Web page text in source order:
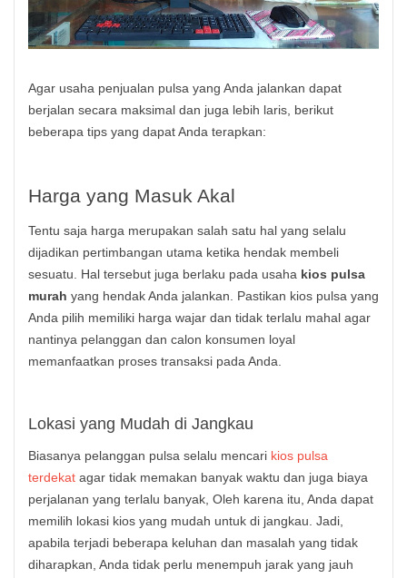
Agar usaha penjualan pulsa yang Anda jalankan dapat
berjalan secara maksimal dan juga lebih laris, berikut
beberapa tips yang dapat Anda terapkan:
Harga yang Masuk Akal
Tentu saja harga merupakan salah satu hal yang selalu
dijadikan pertimbangan utama ketika hendak membeli
sesuatu. Hal tersebut juga berlaku pada usaha kios pulsa
murah yang hendak Anda jalankan. Pastikan kios pulsa yang
Anda pilih memiliki harga wajar dan tidak terlalu mahal agar
nantinya pelanggan dan calon konsumen loyal
memanfaatkan proses transaksi pada Anda.
Lokasi yang Mudah di Jangkau
Biasanya pelanggan pulsa selalu mencari kios pulsa
terdekat agar tidak memakan banyak waktu dan juga biaya
perjalanan yang terlalu banyak, Oleh karena itu, Anda dapat
memilih lokasi kios yang mudah untuk di jangkau. Jadi,
apabila terjadi beberapa keluhan dan masalah yang tidak
diharapkan, Anda tidak perlu menempuh jarak yang jauh